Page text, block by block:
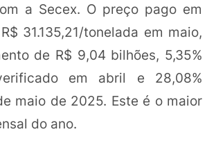
a Secex. O preço pago em
31.135,21/tonelada em maio,
de R$ 9,04 bilhões, 5,35%
em abril e 28,08%
maio de 2025. Este é o maior
do ano.